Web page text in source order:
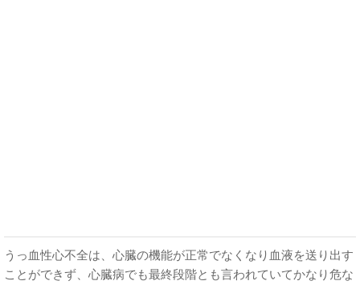
うっ血性心不全は、心臓の機能が正常でなくなり血液を送り出す
ことができず、心臓病でも最終段階とも言われていてかなり危な